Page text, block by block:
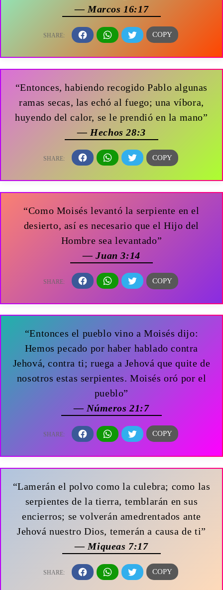
— Marcos 16:17
“Entonces, habiendo recogido Pablo algunas
ramas secas, las echó al fuego; una víbora,
huyendo del calor, se le prendió en la mano”
— Hechos 28:3
“Como Moisés levantó la serpiente en el
desierto, así es necesario que el Hijo del
Hombre sea levantado”
— Juan 3:14
“Entonces el pueblo vino a Moisés dijo:
Hemos pecado por haber hablado contra
Jehová, contra ti; ruega a Jehová que quite de
nosotros estas serpientes. Moisés oró por el
pueblo”
— Números 21:7
“Lamerán el polvo como la culebra; como las
serpientes de la tierra, temblarán en sus
encierros; se volverán amedrentados ante
Jehová nuestro Dios, temerán a causa de ti”
— Miqueas 7:17